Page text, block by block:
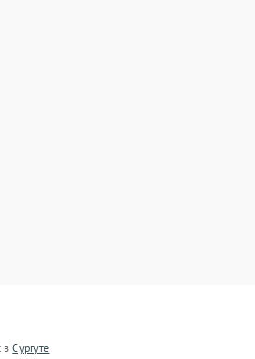
вСургуте